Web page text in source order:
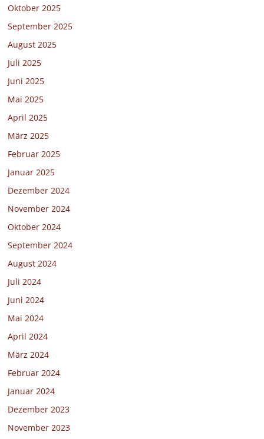
Oktober 2025
September 2025
August 2025
Juli 2025
Juni 2025
Mai 2025
April 2025
März 2025
Februar 2025
Januar 2025
Dezember 2024
November 2024
Oktober 2024
September 2024
August 2024
Juli 2024
Juni 2024
Mai 2024
April 2024
März 2024
Februar 2024
Januar 2024
Dezember 2023
November 2023